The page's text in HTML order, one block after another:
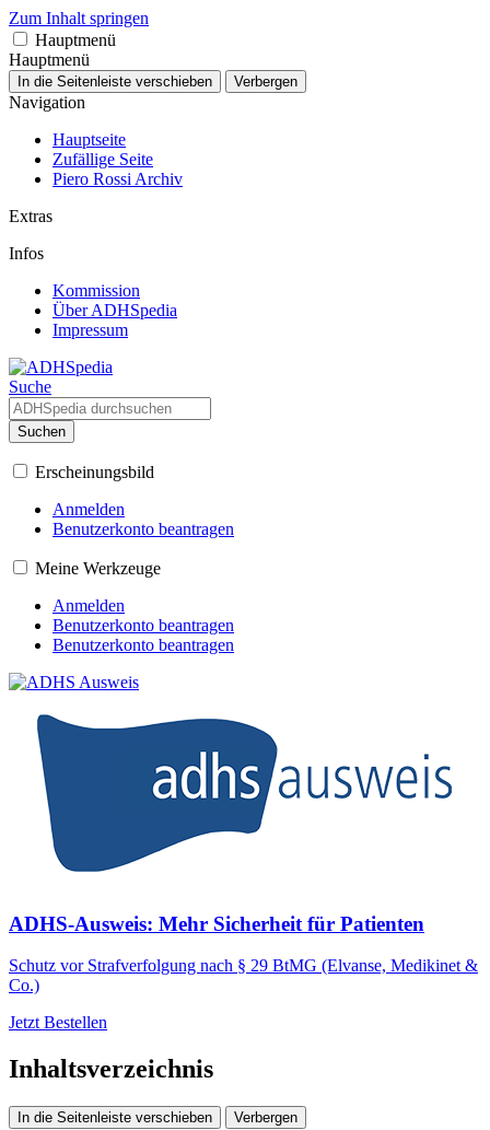
Zum Inhalt springen
Hauptmenü
Hauptmenü
In die Seitenleiste verschieben Verbergen
Navigation
Hauptseite
Zufällige Seite
Piero Rossi Archiv
Extras
Infos
Kommission
Über ADHSpedia
Impressum
Suche
Suchen
Erscheinungsbild
Anmelden
Benutzerkonto beantragen
Meine Werkzeuge
Anmelden
Benutzerkonto beantragen
Benutzerkonto beantragen
ADHS-Ausweis: Mehr Sicherheit für Patienten
Schutz vor Strafverfolgung nach § 29 BtMG (Elvanse, Medikinet &
Co.)
Jetzt Bestellen
Inhaltsverzeichnis
In die Seitenleiste verschieben Verbergen